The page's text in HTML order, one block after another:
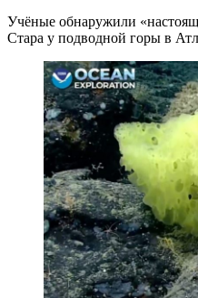
Учёные обнаружили
Стара у подводной горы в